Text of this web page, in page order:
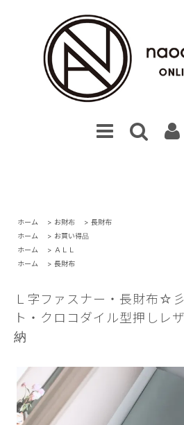
ホーム > お財布 > 長財布
ホーム
> お買い得品
ホーム
> ＡＬＬ
ホーム
> 長財布
Ｌ字ファスナー・長財布☆
ト・クロコダイル型押しレ
納